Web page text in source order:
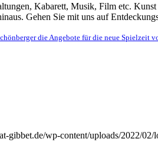
Kabarett, Musik, Film etc.
Gehen Sie mit uns auf
die Angebote für die neue Spielzeit
gibbet.de/wp-content/uploads/2022/02/